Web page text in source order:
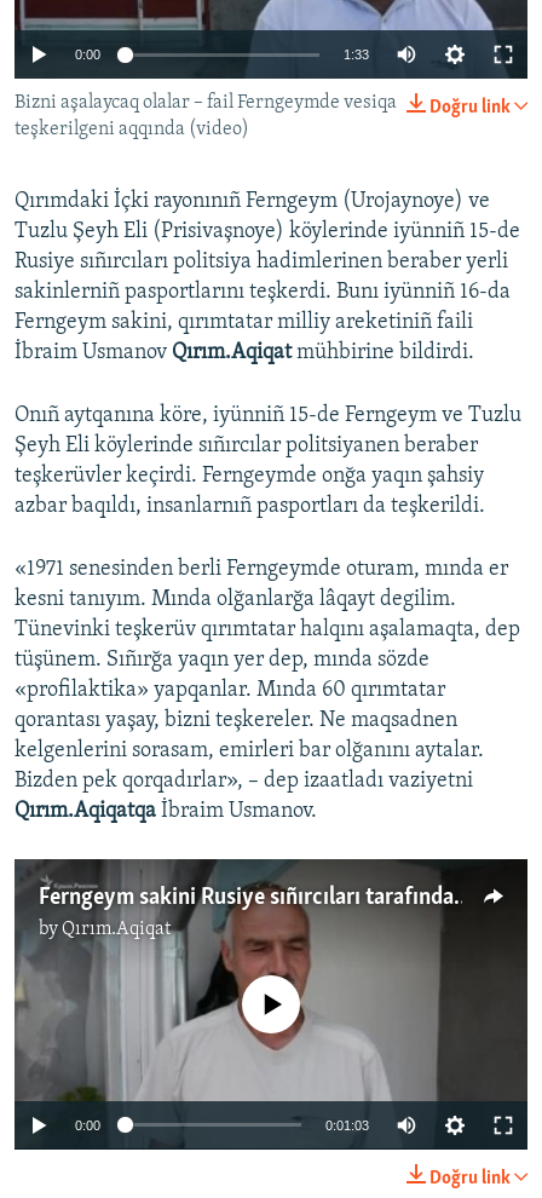
Русский
Українською
RFE/RS bütün saytları
0:00 1:33
Doğru link
Bizni aşalaycaq olalar – fail Ferngeymde vesiqa
teşkerilgeni aqqında (video)
Qırımdaki İçki rayonınıñ Ferngeym (Urojaynoye) ve
Tuzlu Şeyh Eli (Prisivaşnoye) köylerinde iyünniñ 15-de
Rusiye sıñırcıları politsiya hadimlerinen beraber yerli
sakinlerniñ pasportlarını teşkerdi. Bunı iyünniñ 16-da
Ferngeym sakini, qırımtatar milliy areketiniñ faili
İbraim Usmanov Qırım.Aqiqatmühbirine bildirdi.
Onıñ aytqanına köre, iyünniñ 15-de Ferngeym ve Tuzlu
Şeyh Eli köylerinde sıñırcılar politsiyanen beraber
teşkerüvler keçirdi. Ferngeymde onğa yaqın şahsiy
azbar baqıldı, insanlarnıñ pasportları da teşkerildi.
«1971 senesinden berli Ferngeymde oturam, mında er
kesni tanıyım. Mında olğanlarğa lâqayt degilim.
Tünevinki teşkerüv qırımtatar halqını aşalamaqta, dep
tüşünem. Sıñırğa yaqın yer dep, mında sözde
«profilaktika» yapqanlar. Mında 60 qırımtatar
qorantası yaşay, bizni teşkereler. Ne maqsadnen
kelgenlerini sorasam, emirleri bar olğanını aytalar.
Bizden pek qorqadırlar», – dep izaatladı vaziyetni
Qırım.Aqiqatqa İbraim Usmanov.
Ferngeym sakini Rusiye sıñırcıları tarafından vesiqa baqılğanını ikâye ete (video)
byQırım.Aqiqat
No media source currently available
0:00 0:01:03
Doğru link